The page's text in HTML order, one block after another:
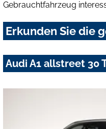
Gebrauchtfahrzeug
Erkunden Sie die
Audi A1 allstreet 30